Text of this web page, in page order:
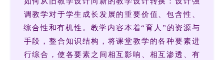
调教学对于学生成长发展的重要价值、包含性、
综合性和有机性。教学内容本着“育人”的资源与
手段，整合知识结构，将课堂教学的各种要素进
行综合，使各要素之间相互影响、相互渗透、有